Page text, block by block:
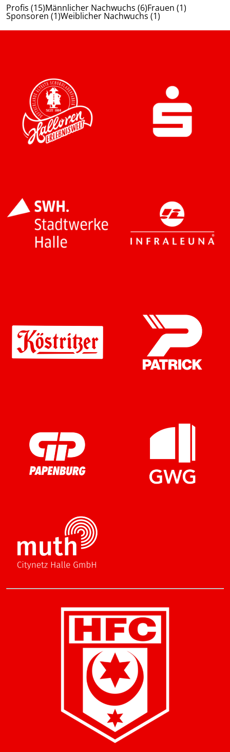
Profis (15)Männlicher Nachwuchs (6)Frauen (1)
Sponsoren (1)Weiblicher Nachwuchs (1)